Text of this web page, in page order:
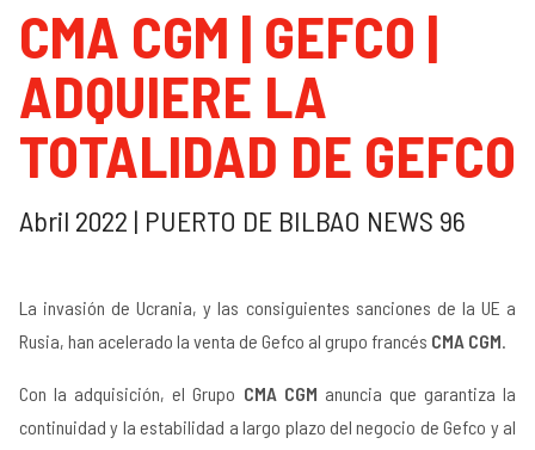
CMA CGM | GEFCO |
ADQUIERE LA
TOTALIDAD DE GEFCO
Abril 2022 | PUERTO DE BILBAO NEWS 96
La invasión de Ucrania, y las consiguientes sanciones de la UE a
Rusia, han acelerado la venta de Gefco al grupo francés CMA CGM.
Con la adquisición, el Grupo CMA CGM anuncia que garantiza la
continuidad y la estabilidad a largo plazo del negocio de Gefco y al